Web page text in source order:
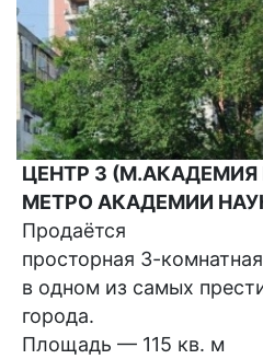
ЦЕНТР 3
МЕТРО АКАДЕМИИ
Продаётся
просторная 3-
в одном из самых
города.
Площадь — 115 кв. м